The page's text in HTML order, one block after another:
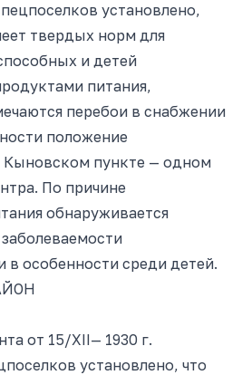
установлено,
твердых норм для
и детей
питания,
перебои в снабжении
положение
Кыновском пункте — одном
По причине
обнаруживается
в особенности среди детей.
от 15/ХII— 1930 г.
установлено, что